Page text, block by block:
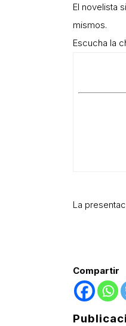
El novelista
mismos.
Escucha la
La
Compartir